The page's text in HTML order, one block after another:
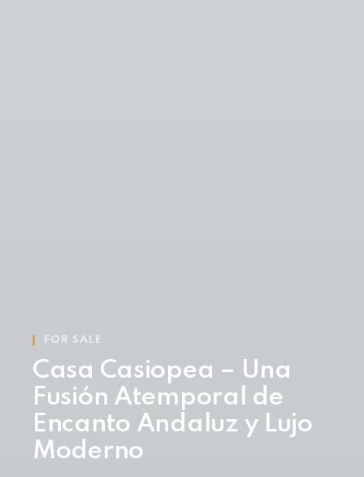
FOR SALE
Casa Casiopea – Una
Fusión Atemporal de
Encanto Andaluz y Lujo
Moderno